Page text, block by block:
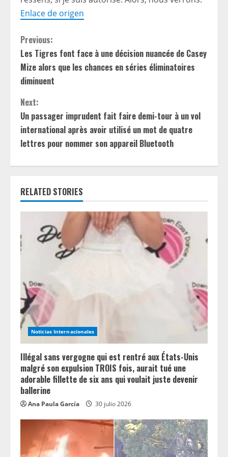
Enlace de origen
C
o
n
t
i
n
u
e
R
e
a
d
i
n
g
Previous:
Les Tigres font face à une décision nuancée de Casey
Mize alors que les chances en séries éliminatoires
diminuent
Next:
Un passager imprudent fait faire demi-tour à un vol
international après avoir utilisé un mot de quatre
lettres pour nommer son appareil Bluetooth
RELATED STORIES
Noticias Internacionales
Illégal sans vergogne qui est rentré aux États-Unis
malgré son expulsion TROIS fois, aurait tué une
adorable fillette de six ans qui voulait juste devenir
ballerine
Ana Paula García 30 julio 2026